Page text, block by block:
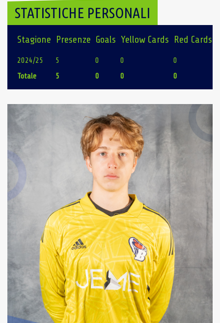
STATISTICHE PERSONALI
Stagione Presenze Goals Yellow Cards Red Cards
2024/25 5 0 0 0
Totale
5 0 0 0